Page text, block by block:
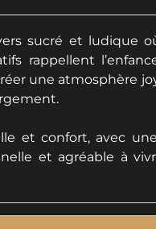
sucré et ludique
rappellent
une atmosphère
et confort, avec
et agréable à